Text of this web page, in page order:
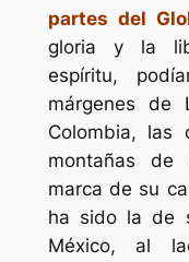
partes del
gloria y la
espíritu,
márgenes de
Colombia, las
montañas de
marca de su
ha sido la de
México, al